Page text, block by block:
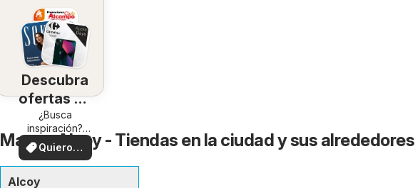
Descubra
ofertas en
su zona
¿Busca
inspiración?
¡Vea las ofertas
en su zona!
Quiero
ver
Mango Alcoy - Tiendas en la ciudad y sus alrededores
Alcoy